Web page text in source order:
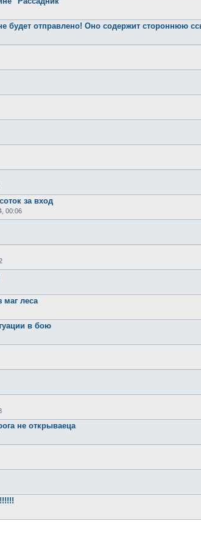
будет отправлено! Оно содержит стороннюю
за вход
00:06
маг леса
в бою
не открываеца